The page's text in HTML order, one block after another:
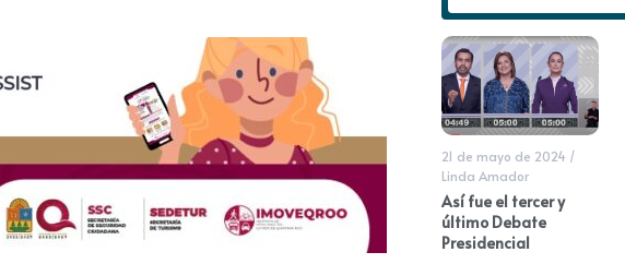
21 de mayo de 2024 /
Linda Amador
Así fue el tercer y
último Debate
Presidencial